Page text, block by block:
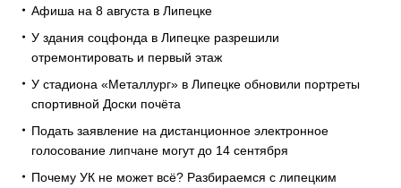
Афиша на 8 августа в Липецке
У здания соцфонда в Липецке разрешили
отремонтировать и первый этаж
У стадиона «Металлург» в Липецке обновили портреты
спортивной Доски почёта
Подать заявление на дистанционное электронное
голосование липчане могут до 14 сентября
Почему УК не может всё? Разбираемся с липецким